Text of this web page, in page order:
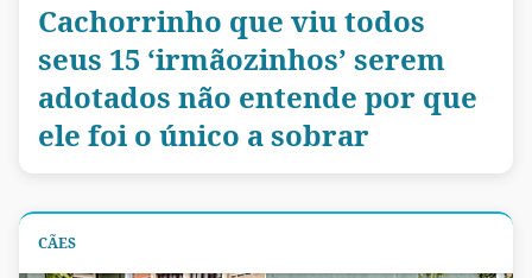
Cachorrinho que viu todos
seus 15 ‘irmãozinhos’ serem
adotados não entende por que
ele foi o único a sobrar
CÃES